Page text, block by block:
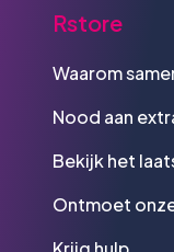
Rstore
Waarom
Nood aan
Bekijk het
Ontmoet